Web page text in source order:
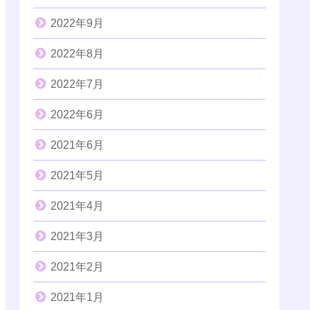
2022年9月
2022年8月
2022年7月
2022年6月
2021年6月
2021年5月
2021年4月
2021年3月
2021年2月
2021年1月